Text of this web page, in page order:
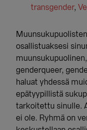
transgender,
osallistuaksesi
genderqueer,
haluat yhdessä
epätyypillistä
tarkoitettu sinulle.
ei ole. Ryhmä on